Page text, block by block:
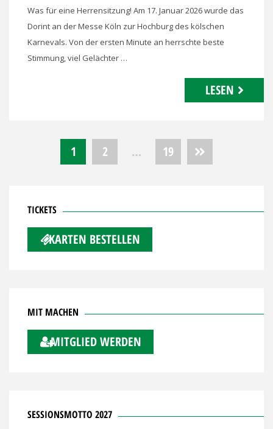
Was für eine Herrensitzung! Am 17. Januar 2026 wurde das
Dorint an der Messe Köln zur Hochburg des kölschen
Karnevals. Von der ersten Minute an herrschte beste
Stimmung, viel Gelächter …
LESEN
Seitennummerierung
1 2 … 19
TICKETS
KARTEN BESTELLEN
MIT MACHEN
MITGLIED WERDEN
SESSIONSMOTTO 2027